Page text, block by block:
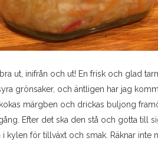
ut, inifrån och ut! En frisk och glad
grönsaker, och äntligen har jag
märgben och drickas buljong
Efter det ska den stå och gotta till
kylen för tillväxt och smak. Räknar inte